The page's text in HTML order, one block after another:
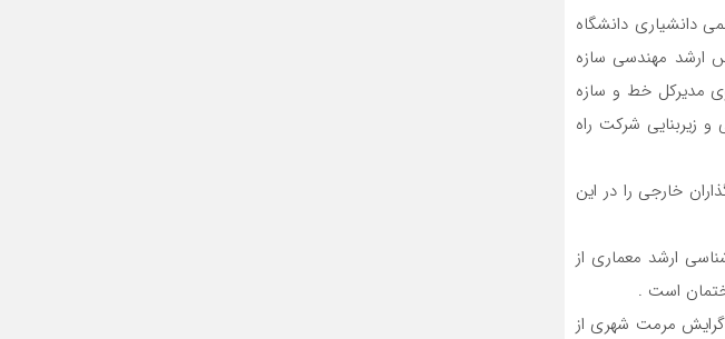
سعید محمدزاده متولد ۱۳۴۶ و دارای رتبه علمی دانشیاری دانشگاه
ارشد مهندسی سازه
مدیرکل خط و سازه
زیربنایی شرکت راه
خارجی را در این
ارشد معماری از
متولد ۱۳۴۷، دکترای معماری با گرایش مرمت شهری از